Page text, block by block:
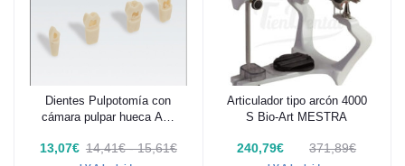
Añadir al carrito
Dientes Pulpotomía con
cámara pulpar hueca AK-
13,07€ 14,41€ - 15,61€
Añadir al carrito
Articulador tipo arcón 4000
S Bio-Art MESTRA
240,79€ 371,89€